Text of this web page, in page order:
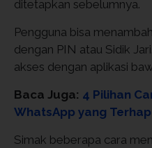
ditetapkan sebelumnya.
Pengguna bisa
dengan PIN atau Sidik
akses dengan aplikasi
Baca Juga: 4 Pilihan
WhatsApp yang
Simak beberapa cara